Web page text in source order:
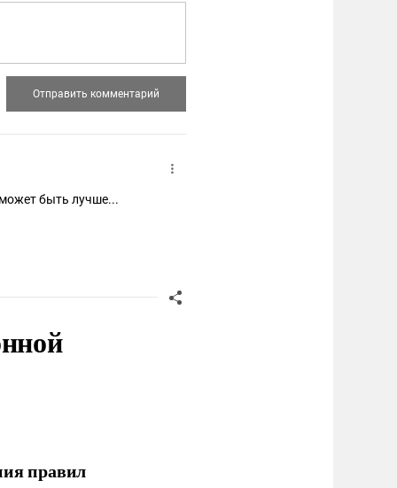
быть лучше...
правил